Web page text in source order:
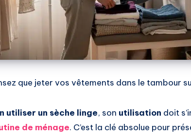
que jeter vos vêtements dans le tambour
utiliser un sèche linge, son utilisation doit
de ménage. C’est la clé absolue pour